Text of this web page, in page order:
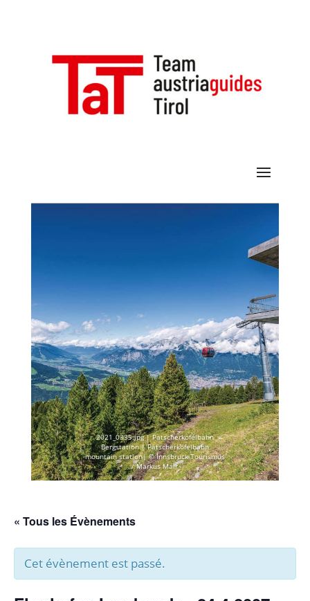
2021_0335.jpg | Patscherkofelbahn
Bergstation | Patscherkofelbahn
mountain station| © Innsbruck Tourismus
/ Markus Mair
« Tous les Évènements
Cet évènement est passé.